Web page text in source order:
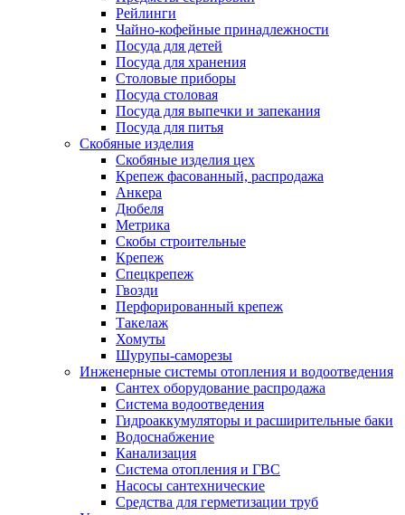
Рейлинги
Чайно-кофейные принадлежности
Посуда для детей
Посуда для хранения
Столовые приборы
Посуда столовая
Посуда для выпечки и запекания
Посуда для питья
Скобяные изделия
Скобяные изделия цех
Крепеж фасованный, распродажа
Анкера
Дюбеля
Метрика
Скобы строительные
Крепеж
Спецкрепеж
Гвозди
Перфорированный крепеж
Такелаж
Хомуты
Шурупы-саморезы
Инженерные системы отопления и водоотведения
Сантех оборудование распродажа
Система водоотведения
Гидроаккумуляторы и расширительные баки
Водоснабжение
Канализация
Система отопления и ГВС
Насосы сантехнические
Средства для герметизации труб